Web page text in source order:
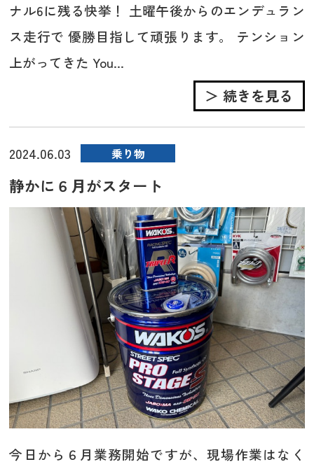
ナル6に残る快挙！ 土曜午後からのエンデュラン
ス走行で 優勝目指して頑張ります。 テンション
上がってきた You...
＞ 続きを見る
2024.06.03 乗り物
静かに６月がスタート
今日から６月業務開始ですが、現場作業はなく